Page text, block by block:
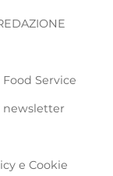
Service
newsletter
e Cookie